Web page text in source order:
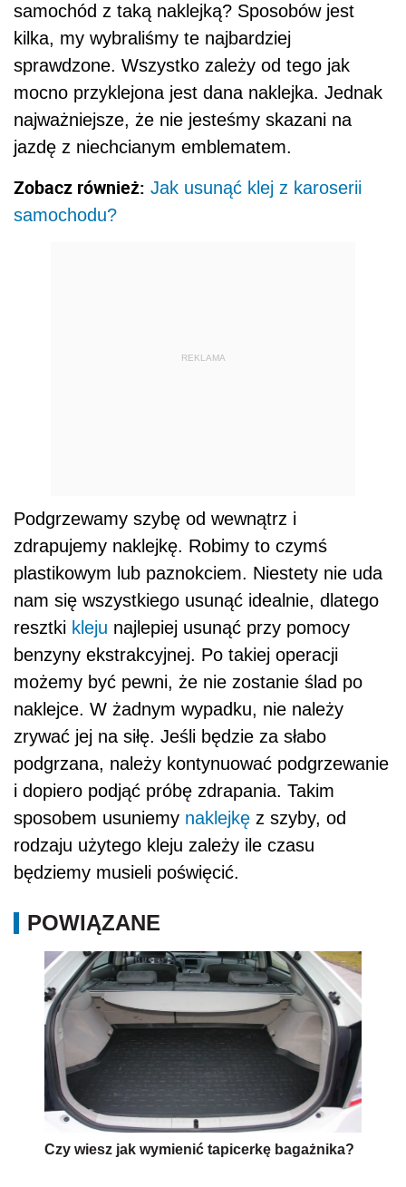
samochód z taką naklejką? Sposobów jest
kilka, my wybraliśmy te najbardziej
sprawdzone. Wszystko zależy od tego jak
mocno przyklejona jest dana naklejka. Jednak
najważniejsze, że nie jesteśmy skazani na
jazdę z niechcianym emblematem.
Zobacz również: Jak usunąć klej z karoserii
samochodu?
REKLAMA
Podgrzewamy szybę od wewnątrz i
zdrapujemy naklejkę. Robimy to czymś
plastikowym lub paznokciem. Niestety nie uda
nam się wszystkiego usunąć idealnie, dlatego
resztki kleju najlepiej usunąć przy pomocy
benzyny ekstrakcyjnej. Po takiej operacji
możemy być pewni, że nie zostanie ślad po
naklejce. W żadnym wypadku, nie należy
zrywać jej na siłę. Jeśli będzie za słabo
podgrzana, należy kontynuować podgrzewanie
i dopiero podjąć próbę zdrapania. Takim
sposobem usuniemy naklejkę z szyby, od
rodzaju użytego kleju zależy ile czasu
będziemy musieli poświęcić.
POWIĄZANE
Czy wiesz jak wymienić tapicerkę bagażnika?